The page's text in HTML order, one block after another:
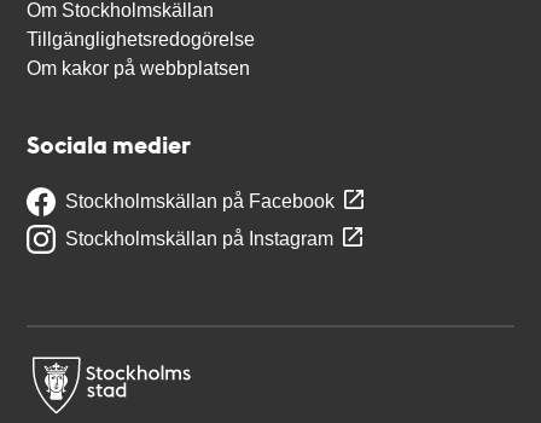
Om Stockholmskällan
Tillgänglighetsredogörelse
Om kakor på webbplatsen
Sociala medier
Stockholmskällan på Facebook
Stockholmskällan på Instagram